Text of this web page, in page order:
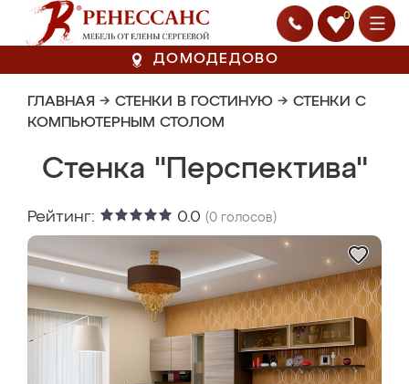
0
ДОМОДЕДОВО
ГЛАВНАЯ → СТЕНКИ В ГОСТИНУЮ → СТЕНКИ С
КОМПЬЮТЕРНЫМ СТОЛОМ
Стенка "Перспектива"
Рейтинг: 0.0 (0 голосов)